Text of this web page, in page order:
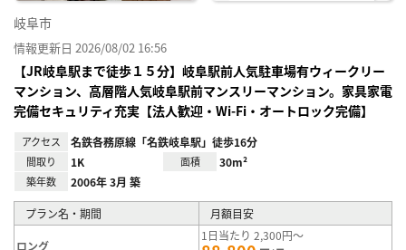
岐阜市
情報更新日 2026/08/02 16:56
【JR岐阜駅まで徒歩１５分】岐阜駅前人気駐車場有ウィークリー
マンション、高層階人気岐阜駅前マンスリーマンション。家具家電
完備セキュリティ充実【法人歓迎・Wi-Fi・オートロック完備】
アクセス 名鉄各務原線「名鉄岐阜駅」徒歩16分
間取り 1K 面積 30m²
築年数 2006年 3月 築
プラン名・期間 月額目安
ロング
1日当たり 2,300円～